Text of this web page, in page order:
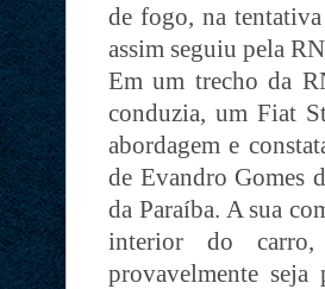
de fogo, na
assim seguiu pela
Em um trecho da
conduzia, um Fiat
abordagem e
de Evandro Gomes
da Paraíba. A sua
interior do carro,
provavelmente